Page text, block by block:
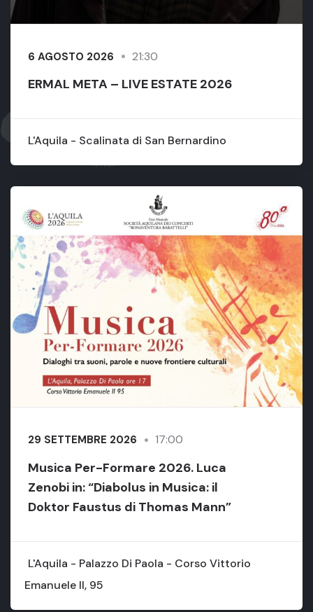
6 AGOSTO 2026 21:30
ERMAL META – LIVE ESTATE 2026
L'Aquila - Scalinata di San Bernardino
29 SETTEMBRE 2026 17:00
Musica Per-Formare 2026. Luca
Zenobi in: “Diabolus in Musica: il
Doktor Faustus di Thomas Mann”
L'Aquila - Palazzo Di Paola - Corso Vittorio
Emanuele II, 95